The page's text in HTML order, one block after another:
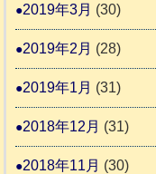
2019年3月 (30)
2019年2月 (28)
2019年1月 (31)
2018年12月 (31)
2018年11月 (30)